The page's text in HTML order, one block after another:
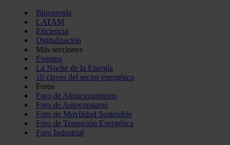
Bioenergía
LATAM
Eficiencia
Digitalización
Más secciones
Eventos
La Noche de la Energía
10 claves del sector energético
Foros
Foro de Almacenamiento
Foro de Autoconsumo
Foro de Movilidad Sostenible
Foro de Transición Energética
Foro Industrial